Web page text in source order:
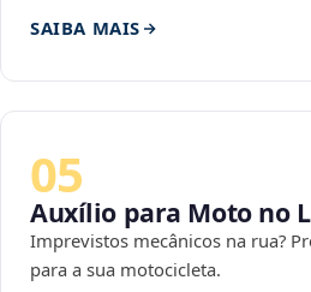
SAIBA MAIS
05
Auxílio para Moto no
Imprevistos mecânicos na rua?
para a sua motocicleta.